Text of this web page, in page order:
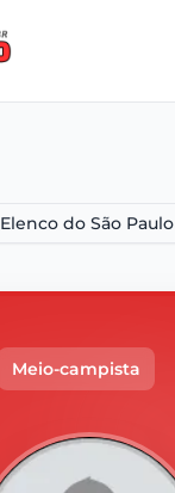
Elenco do São Paulo
Meio-campista